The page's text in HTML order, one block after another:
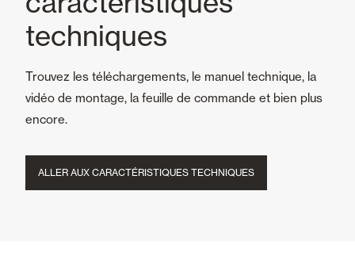
techniques
Trouvez les téléchargements, le manuel technique, la
vidéo de montage, la feuille de commande et bien plus
encore.
ALLER AUX CARACTÉRISTIQUES TECHNIQUES